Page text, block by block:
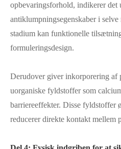
opbevaringsforhold, indikerer
antiklumpningsegenskaber i
stadium kan funktionelle
formuleringsdesign.
Derudover giver inkorporering af
uorganiske fyldstoffer som
barriereeffekter. Disse fyldstoffer
reducerer direkte kontakt mellem